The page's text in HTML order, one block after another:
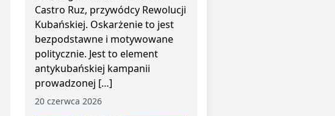
Castro Ruz, przywódcy Rewolucji
Kubańskiej. Oskarżenie to jest
bezpodstawne i motywowane
politycznie. Jest to element
antykubańskiej kampanii
prowadzonej […]
20 czerwca 2026